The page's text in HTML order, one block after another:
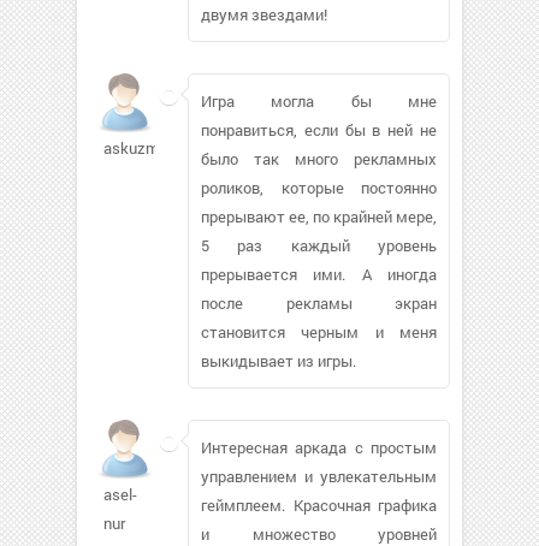
двумя звездами!
askuzmin868
Игра могла бы мне
понравиться, если бы в ней не
было так много рекламных
роликов, которые постоянно
прерывают ее, по крайней мере,
5 раз каждый уровень
прерывается ими. А иногда
после рекламы экран
становится черным и меня
выкидывает из игры.
asel-
nur
Интересная аркада с простым
управлением и увлекательным
геймплеем. Красочная графика
и множество уровней